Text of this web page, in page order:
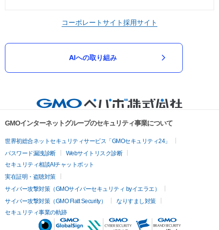
コーポレートサイト採用サイト
AIへの取り組み
GMOインターネットグループのセキュリティ事業について
世界初総合ネットセキュリティサービス「GMOセキュリティ24」
パスワード漏洩診断
Webサイトリスク診断
セキュリティ相談AIチャットボット
実在証明・盗聴対策
サイバー攻撃対策（GMOサイバーセキュリティ byイエラエ）
サイバー攻撃対策（GMO Flatt Security）
なりすまし対策
セキュリティ事業の軌跡